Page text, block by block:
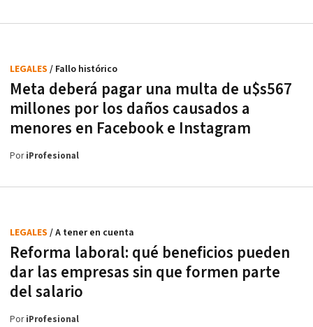
Meta deberá pagar una multa de u$s567
millones por los daños causados a
menores en Facebook e Instagram
LEGALES / Fallo histórico
PoriProfesional
Reforma laboral: qué beneficios pueden
dar las empresas sin que formen parte
del salario
LEGALES / A tener en cuenta
PoriProfesional